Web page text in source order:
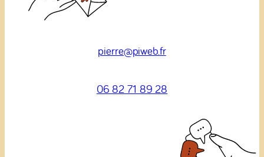
pierre@piweb.fr
06 82 71 89 28